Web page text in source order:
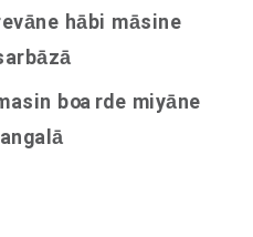
hābi māsine
sin boarde miyāne